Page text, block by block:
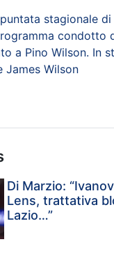
stagionale di
condotto
a Pino Wilson. In
James Wilson
Di Marzio:
Lens, trattativa
Lazio…”